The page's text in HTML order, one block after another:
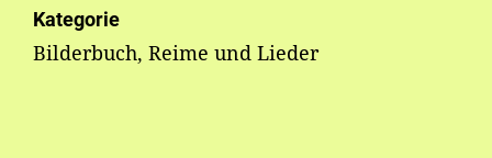
Kategorie
Bilderbuch, Reime und Lieder